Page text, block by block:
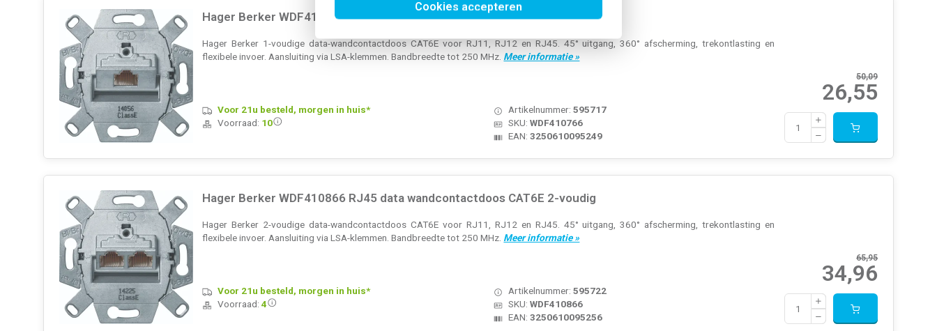
Cookies accepteren
Hager Berker WDF410766 RJ45 data wandcontactdoos CAT6E 1-voudig
Hager Berker 1-voudige data-wandcontactdoos CAT6E voor RJ11, RJ12 en RJ45. 45° uitgang, 360° afscherming, trekontlasting en
flexibele invoer. Aansluiting via LSA-klemmen. Bandbreedte tot 250 MHz. Meer informatie »
50,09
26,55
Artikelnummer:595717
SKU:WDF410766
EAN:3250610095249
Voor 21u besteld, morgen in huis*
Voorraad: 10
Hager Berker WDF410866 RJ45 data wandcontactdoos CAT6E 2-voudig
Hager Berker 2-voudige data-wandcontactdoos CAT6E voor RJ11, RJ12 en RJ45. 45° uitgang, 360° afscherming, trekontlasting en
flexibele invoer. Aansluiting via LSA-klemmen. Bandbreedte tot 250 MHz. Meer informatie »
65,95
34,96
Artikelnummer:595722
SKU:WDF410866
EAN:3250610095256
Voor 21u besteld, morgen in huis*
Voorraad: 4